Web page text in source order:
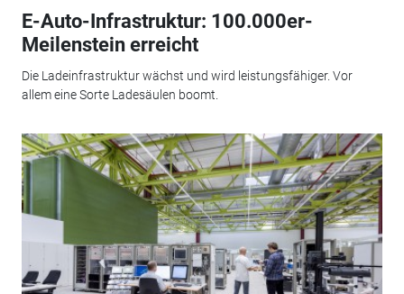
E-Auto-Infrastruktur: 100.000er-
Meilenstein erreicht
Die Ladeinfrastruktur wächst und wird leistungsfähiger. Vor
allem eine Sorte Ladesäulen boomt.